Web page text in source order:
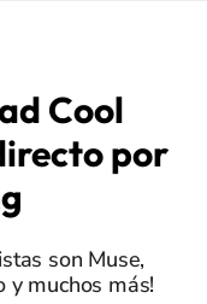
Cool
por
son Muse,
y muchos más!